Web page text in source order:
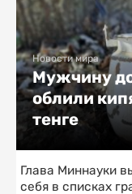
Новости мира
Мужчину
облили
тенге
Глава Миннауки
себя в списках